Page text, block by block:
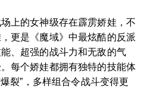
上的女神级存在霹雳娇娃，不
更是《魔域》中最炫酷的反派
、超强的战斗力和无敌的气
每个娇娃都拥有独特的技能体
裂”，多样组合令战斗变得更